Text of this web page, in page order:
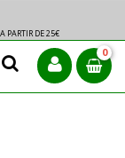
PARTIR DE 25€
0